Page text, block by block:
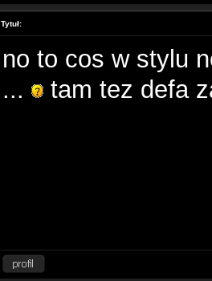
Tytuł:
no to cos w stylu
...
tam tez defa